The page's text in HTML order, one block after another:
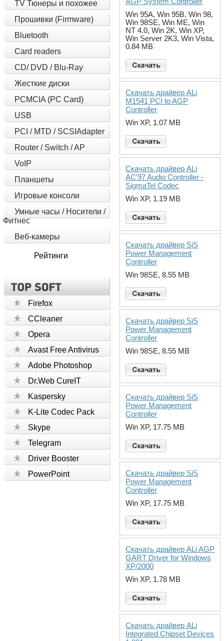
TV Тюнеры и похожее
Прошивки (Firmware)
Bluetooth
Card readers
CD/ DVD / Blu-Ray
Жесткие диски
PCMCIA (PC Card)
USB
PCI / MTD / SCSIAdapter
Router / Switch / AP
VoIP
Планшеты
Игровые консоли
Умные часы / Носители /
Фитнес
Веб-камеры
Рейтинги
Firefox
CCleaner
Opera
Avast Free Antivirus
Adobe Photoshop
Dr.Web CureIT
Kaspersky
K-Lite Codec Pack
Skype
Telegram
Driver Booster
PowerPoint
Win 95A, Win 95B, Win 98,
Win 98SE, Win ME, Win
NT 4.0, Win 2K, Win XP,
Win Server 2K3, Win Vista,
0.84 MB
Скачать драйвер ALi
M1541 PCI to AGP
Controller
Win XP, 1.07 MB
Скачать драйвер ALi
AC'97 Audio Controller -
SigmaTel Codec
Win XP, 1.19 MB
Скачать драйвер SiS
Power Management
Controller
Win 98SE, 8.55 MB
Скачать драйвер SiS
Power Management
Controller
Win 98SE, 8.55 MB
Скачать драйвер SiS
Power Management
Controller
Win XP, 17.75 MB
Скачать драйвер SiS
Power Management
Controller
Win XP, 17.75 MB
Скачать драйвер ALi AGP
GART Driver for Windows
XP/2000
Win XP, 1.78 MB
Скачать драйвер ALi
Integrated Chipset Devices